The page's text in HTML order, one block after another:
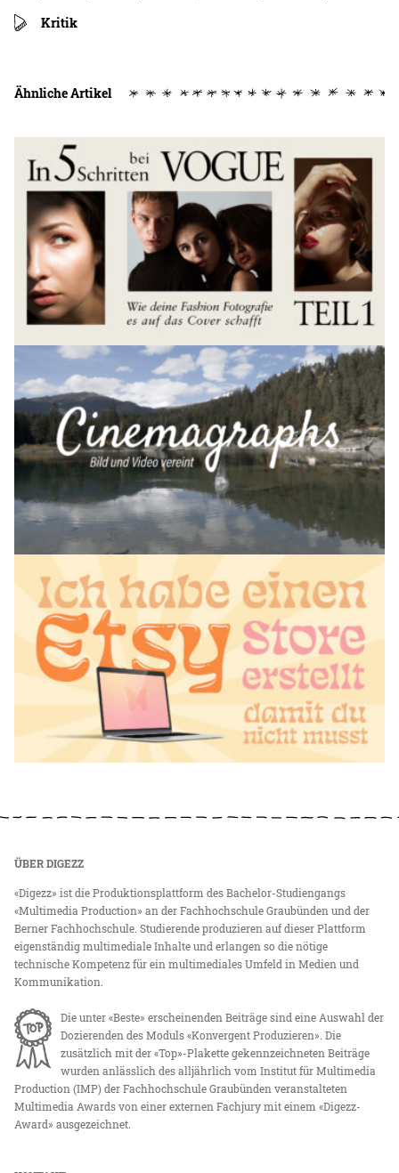
Kritik
Ähnliche Artikel
ÜBER DIGEZZ
«Digezz» ist die Produktionsplattform des Bachelor-Studiengangs
«Multimedia Production» an der Fachhochschule Graubünden und der
Berner Fachhochschule. Studierende produzieren auf dieser Plattform
eigenständig multimediale Inhalte und erlangen so die nötige
technische Kompetenz für ein multimediales Umfeld in Medien und
Kommunikation.
Die unter «Beste» erscheinenden Beiträge sind eine Auswahl der
Dozierenden des Moduls «Konvergent Produzieren». Die
zusätzlich mit der «Top»-Plakette gekennzeichneten Beiträge
wurden anlässlich des alljährlich vom Institut für Multimedia
Production (IMP) der Fachhochschule Graubünden veranstalteten
Multimedia Awards von einer externen Fachjury mit einem «Digezz-
Award» ausgezeichnet.